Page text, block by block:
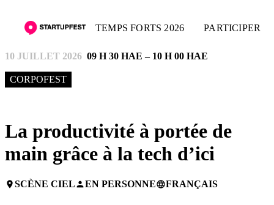
TEMPS FORTS 2026 PARTICIPER
10 JUILLET 2026 09 H 30 HAE – 10 H 00 HAE
CORPOFEST
La productivité à portée de
main grâce à la tech d’ici
placeSCÈNE CIELpersonEN PERSONNElanguageFRANÇAIS